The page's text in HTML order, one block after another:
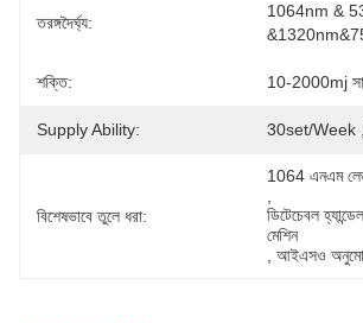
তরঙ্গদৈর্ঘ্য:
1064nm &
শক্তি: 10-2000mj
Supply Ability: 30set/week
বিশেষভাবে তুলে ধরা:
1064 এনএম
ডিটেচেবল
মেশিন
আইএসও